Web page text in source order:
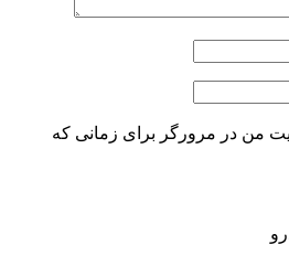
من در مرورگر برای زمانی که